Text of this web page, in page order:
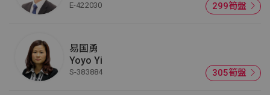
E-422030 299筍盤
易国勇
Yoyo Yi
S-383884 305筍盤